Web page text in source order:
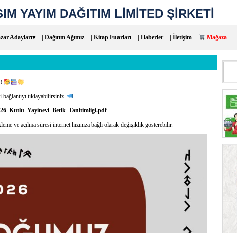
YAYIM DAĞITIM LİMİTED ŞİRKETİ
Adayları▾ | Dağıtım Ağımız | Kitap Fuarları | Haberler | İletişim Mağaza
tıklayabilirsiniz.
ve açılma süresi internet hızınıza bağlı olarak değişiklik gösterebilir.